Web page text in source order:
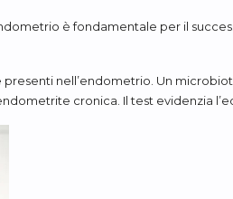
è fondamentale per il
nell’endometrio. Un
cronica. Il test evidenzia